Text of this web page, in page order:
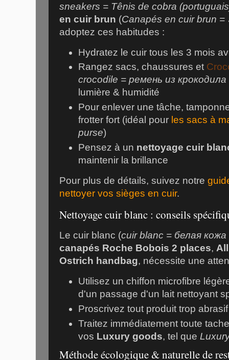
sneakers = Tênis de cobra
en cuir brun (
adoptez ces habitudes :
Hydratez le cuir tous les 3 mois
Rangez sacs, chaussures et
crocodile = ремень из
lumière & humidité
Pour enlever une tâche,
frotter fort (idéal pour les sacs à
purse)
Pensez à un nettoyage cuir
maintenir la brillance
Pour plus de détails, suivez notre
nettoyer vos sièges en cuir.
Nettoyage cuir blanc : conseils
Le cuir blanc (cuir blanc = белая кожа
canapés Roche Bobois 2 places,
Ostrich handbag, nécessite une
Utilisez un chiffon microfibre
d'un passage d'un lait nettoyant
Proscrivez tout produit trop
Traitez immédiatement toute
vos Luxury goods, tel que
Méthode écologique & naturelle de